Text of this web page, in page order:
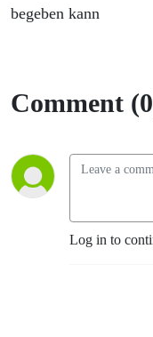
begeben kann
Comment
Log in to